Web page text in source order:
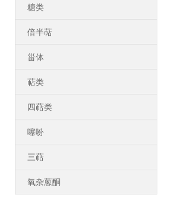
糖类
倍半萜
甾体
萜类
四萜类
噻吩
三萜
氧杂蒽酮